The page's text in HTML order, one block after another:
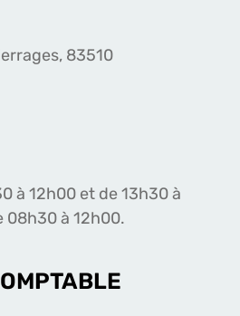
83510
à 12h00 et de 13h30 à
08h30 à 12h00.